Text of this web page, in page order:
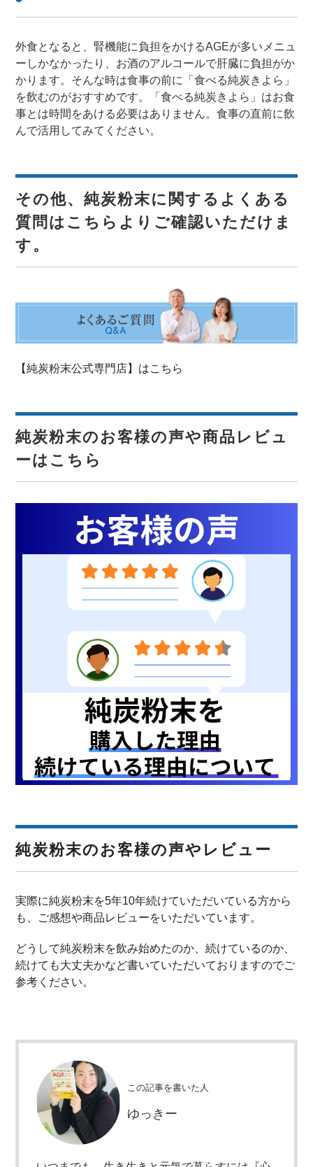
外食となると、腎機能に負担をかけるAGEが多いメニュ
ーしかなかったり、お酒のアルコールで肝臓に負担がか
かります。そんな時は食事の前に「食べる純炭きよら」
を飲むのがおすすめです。「食べる純炭きよら」はお食
事とは時間をあける必要はありません。食事の直前に飲
んで活用してみてください。
その他、純炭粉末に関するよくある
質問はこちらよりご確認いただけま
す。
【純炭粉末公式専門店】はこちら
純炭粉末のお客様の声や商品レビュ
ーはこちら
純炭粉末のお客様の声やレビュー
実際に純炭粉末を5年10年続けていただいている方から
も、ご感想や商品レビューをいただいています。
どうして純炭粉末を飲み始めたのか、続けているのか、
続けても大丈夫かなど書いていただいておりますのでご
参考ください。
この記事を書いた人
ゆっきー